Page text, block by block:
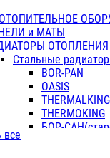
ОТОПИТЕЛЬНОЕ
и МАТЫ
ОТОПЛЕНИЯ
Стальные
BOR-PAN
OASIS
THERMALKING
THERMOKING
БОР-
все